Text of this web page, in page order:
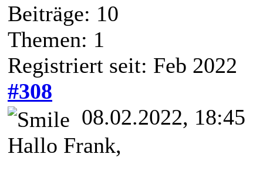
Beiträge: 10
Themen: 1
Registriert seit: Feb 2022
#308
08.02.2022, 18:45
Hallo Frank,